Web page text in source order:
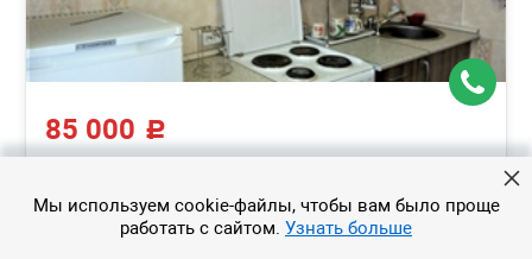
85 000 c
Отрадное
Мы используем cookie-файлы, чтобы вам было проще
работать с сайтом. Узнать больше